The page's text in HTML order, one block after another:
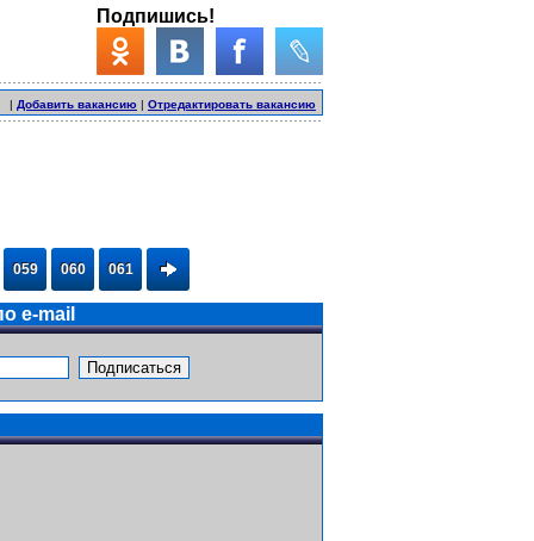
Подпишись!
| Добавить вакансию | Отредактировать вакансию
059 060 061
e-mail